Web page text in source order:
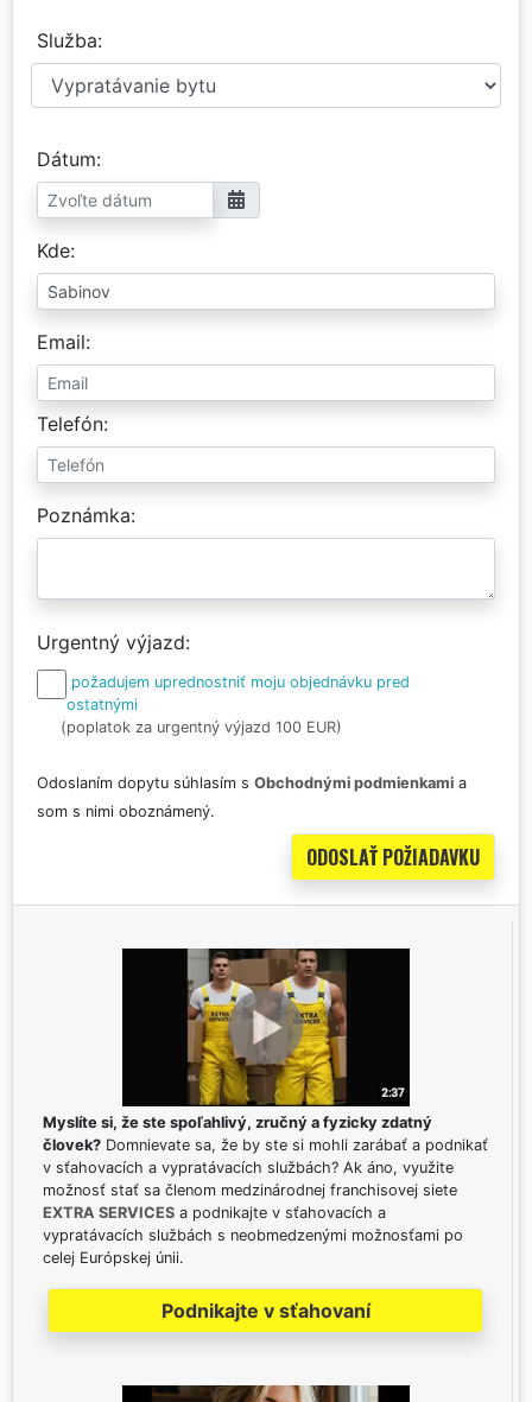
Služba
Dátum
Kde
Email
Telefón
Poznámka
Urgentný výjazd
požadujem uprednostniť moju objednávku pred
ostatnými
(poplatok za urgentný výjazd 100 EUR)
Odoslaním dopytu súhlasím s Obchodnými podmienkami a
som s nimi oboznámený.
Myslíte si, že ste spoľahlivý, zručný a fyzicky zdatný
človek? Domnievate sa, že by ste si mohli zarábať a podnikať
v sťahovacích a vypratávacích službách? Ak áno, využite
možnosť stať sa členom medzinárodnej franchisovej siete
EXTRA SERVICES a podnikajte v sťahovacích a
vypratávacích službách s neobmedzenými možnosťami po
celej Európskej únii.
Podnikajte v sťahovaní